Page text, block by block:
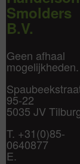
Smolders
B.V.
Geen afhaal
mogelijkheden.
95-22
5035 JV
T. +31(0)85-
0640877
E.